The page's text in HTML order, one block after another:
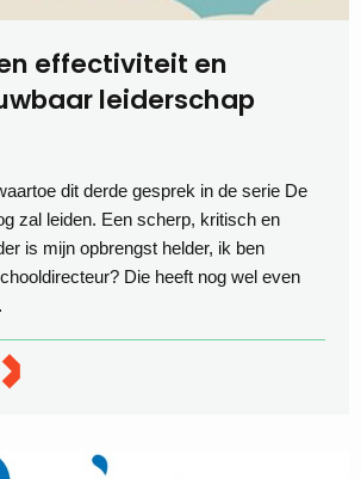
effectiviteit en
leiderschap
dit derde gesprek in de serie De
zal leiden. Een scherp, kritisch en
is mijn opbrengst helder, ik ben
Die heeft nog wel even